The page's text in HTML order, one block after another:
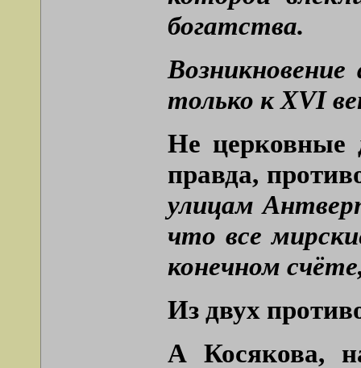
богатства.
только к XVI
Не церковные
правда,
улицам
что все
конечном
Из двух
А Косякова,